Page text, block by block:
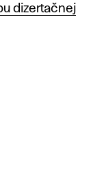
dizertačnej